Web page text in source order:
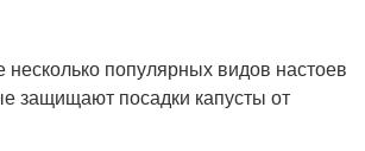
несколько популярных видов настоев
защищают посадки капусты от